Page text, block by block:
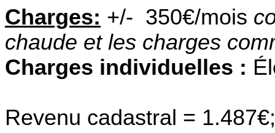
Charges: +/- 350€/mois
chaude et les charges
Charges individuelles :
Revenu cadastral =